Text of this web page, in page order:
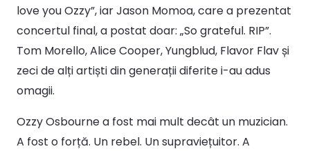
love you Ozzy”, iar Jason Momoa, care a prezentat
concertul final, a postat doar: „So grateful. RIP”.
Tom Morello, Alice Cooper, Yungblud, Flavor Flav și
zeci de alți artiști din generații diferite i-au adus
omagii.
Ozzy Osbourne a fost mai mult decât un muzician.
A fost o forță. Un rebel. Un supraviețuitor. A